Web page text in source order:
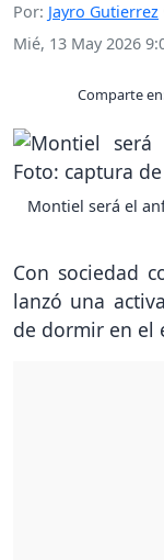
Por: Jayro Gutierrez
Mié, 13 May 2026
Comparte
Montiel será el
Con sociedad
lanzó una
de dormir en el